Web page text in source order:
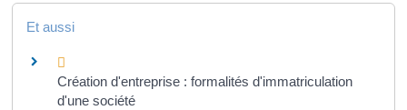
Et aussi
Création d'entreprise : formalités d'immatriculation
d'une société